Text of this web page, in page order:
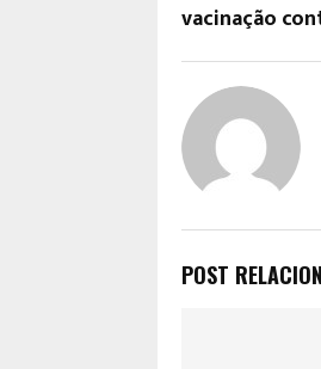
vacinação
POST